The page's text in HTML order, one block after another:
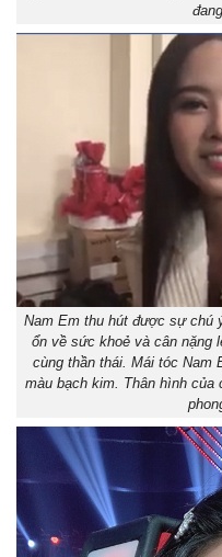
Nam Em thu hút được sự chú
ổn về sức khoẻ và cân nặng
cùng thần thái. Mái tóc Nam
màu bạch kim. Thân hình của